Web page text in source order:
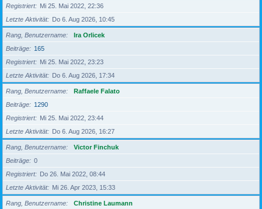
Registriert
Mi 25. Mai 2022, 22:36
Letzte Aktivität
Do 6. Aug 2026, 10:45
Rang, Benutzername
Ira Orlicek
Beiträge
165
Registriert
Mi 25. Mai 2022, 23:23
Letzte Aktivität
Do 6. Aug 2026, 17:34
Rang, Benutzername
Raffaele Falato
Beiträge
1290
Registriert
Mi 25. Mai 2022, 23:44
Letzte Aktivität
Do 6. Aug 2026, 16:27
Rang, Benutzername
Victor Finchuk
Beiträge
0
Registriert
Do 26. Mai 2022, 08:44
Letzte Aktivität
Mi 26. Apr 2023, 15:33
Rang, Benutzername
Christine Laumann